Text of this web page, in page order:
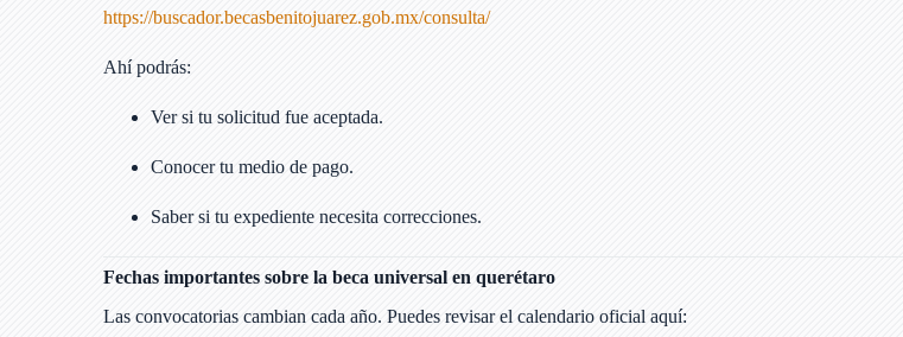
https://buscador.becasbenitojuarez.gob.mx/consulta/
Ahí podrás:
Ver si tu solicitud fue aceptada.
Conocer tu medio de pago.
Saber si tu expediente necesita correcciones.
Fechas importantes sobre la beca universal en querétaro
Las convocatorias cambian cada año. Puedes revisar el calendario oficial aquí: